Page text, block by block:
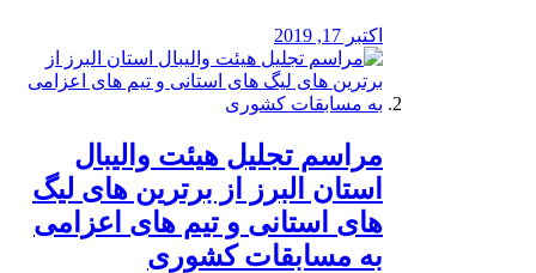
اکتبر 17, 2019
مراسم تجلیل هیئت والیبال
استان البرز از برترین های لیگ
های استانی و تیم های اعزامی
به مسابقات کشوری